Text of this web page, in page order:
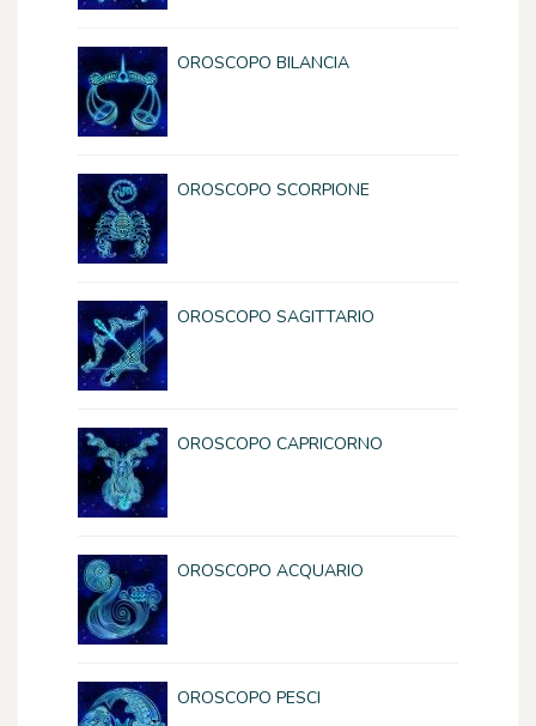
OROSCOPO BILANCIA
OROSCOPO SCORPIONE
OROSCOPO SAGITTARIO
OROSCOPO CAPRICORNO
OROSCOPO ACQUARIO
OROSCOPO PESCI